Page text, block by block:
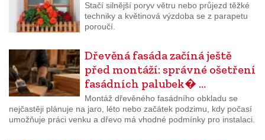
Stačí silnější poryv větru nebo průjezd těžké
techniky a květinová výzdoba se z parapetu
poroučí.
Dřevěná fasáda začíná ještě
před montáží: správné ošetření
fasádních palubek� …
Montáž dřevěného fasádního obkladu se
nejčastěji plánuje na jaro, léto nebo začátek podzimu, kdy počasí
umožňuje práci venku a dřevo má vhodné podmínky pro instalaci.